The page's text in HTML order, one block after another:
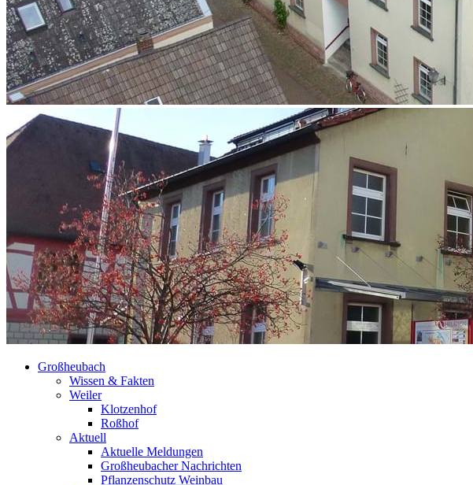
Großheubach
Wissen & Fakten
Weiler
Klotzenhof
Roßhof
Aktuell
Aktuelle Meldungen
Großheubacher Nachrichten
Pflanzenschutz Weinbau